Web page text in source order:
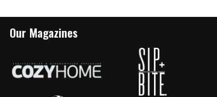
Our Magazines